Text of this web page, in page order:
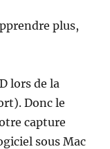
plus,
lors de la
Donc le
capture
sous Mac